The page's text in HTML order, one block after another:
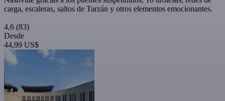
carga, escaleras, saltos de Tarzán y otros elementos emocionantes.
4,6 (83)
Desde
44,99 US$